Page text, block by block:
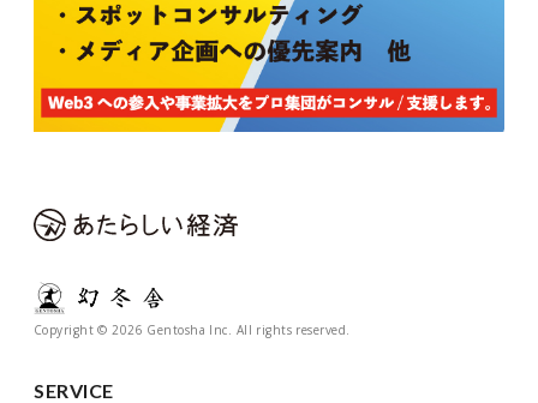
Copyright © 2026 Gentosha Inc. All rights reserved.
SERVICE